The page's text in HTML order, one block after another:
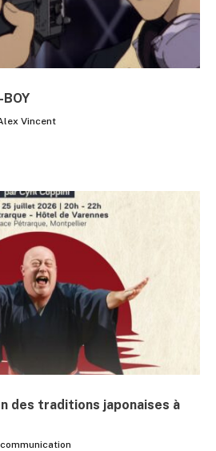
BOY
Vincent
des traditions japonaises à